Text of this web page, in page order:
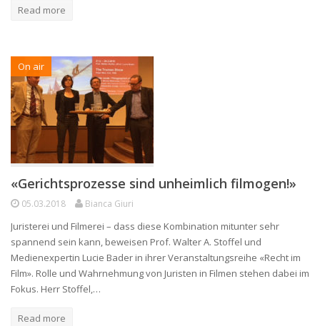
Read more
On air
«Gerichtsprozesse sind unheimlich filmogen!»
05.03.2018 Bianca Giuri
Juristerei und Filmerei – dass diese Kombination mitunter sehr
spannend sein kann, beweisen Prof. Walter A. Stoffel und
Medienexpertin Lucie Bader in ihrer Veranstaltungsreihe «Recht im
Film». Rolle und Wahrnehmung von Juristen in Filmen stehen dabei im
Fokus. Herr Stoffel,…
Read more